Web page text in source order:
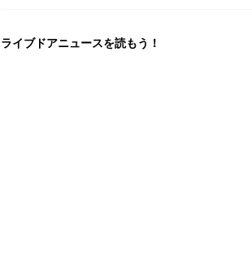
ライブドアニュースを読もう！